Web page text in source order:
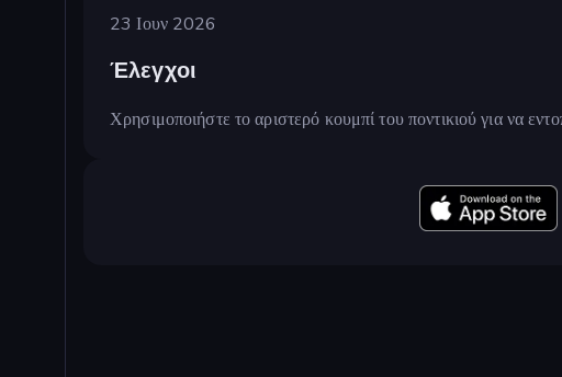
23 Ιουν 2026
Έλεγχοι
Χρησιμοποιήστε το αριστερό κουμπί του ποντικιού για να